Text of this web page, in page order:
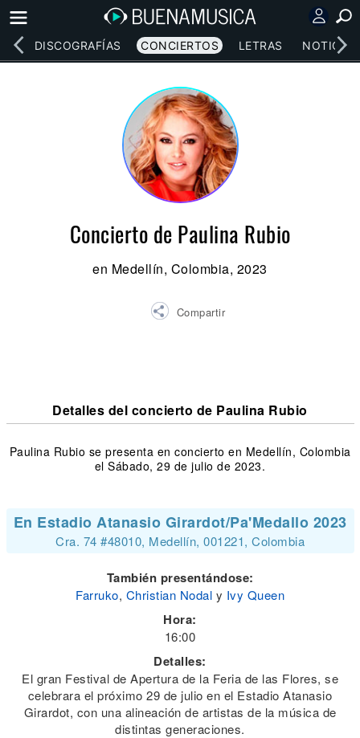
DISCOGRAFÍAS CONCIERTOS LETRAS NOTICIAS
Concierto de Paulina Rubio
en Medellín, Colombia, 2023
Compartir
Detalles del concierto de Paulina Rubio
Paulina Rubio se presenta en concierto en Medellín, Colombia
el Sábado, 29 de julio de 2023.
En Estadio Atanasio Girardot/Pa'Medallo 2023
Cra. 74 #48010, Medellín, 001221, Colombia
También presentándose:
Farruko, Christian Nodal y Ivy Queen
Hora:
16:00
Detalles:
El gran Festival de Apertura de la Feria de las Flores, se
celebrara el próximo 29 de julio en el Estadio Atanasio
Girardot, con una alineación de artistas de la música de
distintas generaciones.